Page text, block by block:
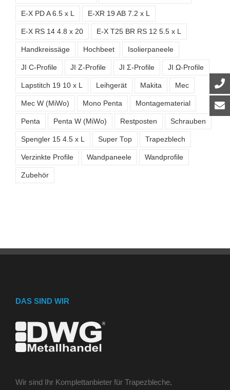
E-X PD A 6.5 x L E-XR 19 AB 7.2 x L
E-X RS 14 4.8 x 20 E-X T25 BR RS 12 5.5 x L
Handkreissäge Hochbeet Isolierpaneele
JI C-Profile JI Z-Profile JI Σ-Profile JI Ω-Profile
Lapstitch 19 10 x L Leihgerät Makita Mec
Mec W (MiWo) Mono Penta Montagematerial
Penta Penta W (MiWo) Restposten Schrauben
Spengler 15 4.5 x L Super Top Trapezblech
Verzinkte Profile Wandpaneele Wandprofile
Zubehör
DAS SIND WIR
Wir sind Ihr Komplettanbieter für Trapezbleche,